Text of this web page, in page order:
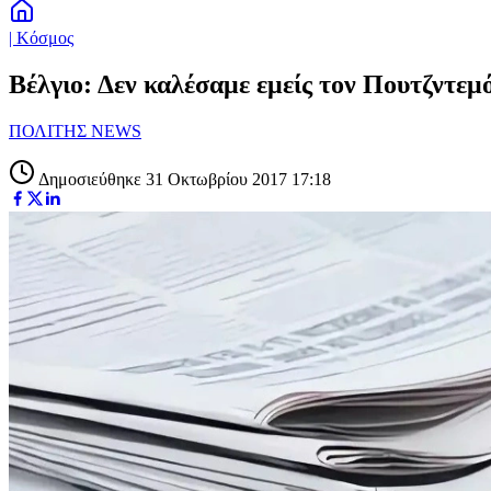
| Κόσμος
Βέλγιο: Δεν καλέσαμε εμείς τον
ΠΟΛΙΤΗΣ NEWS
Δημοσιεύθηκε 31 Οκτωβρίου 2017 17:18